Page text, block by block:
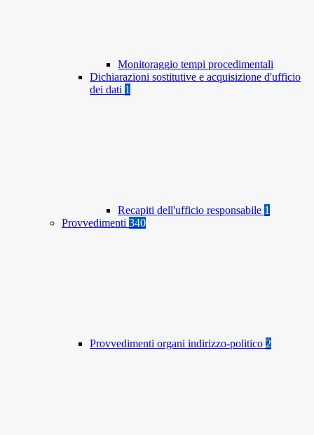
Monitoraggio tempi procedimentali
Dichiarazioni sostitutive e acquisizione d'ufficio
dei dati 1
Recapiti dell'ufficio responsabile 1
Provvedimenti 340
Provvedimenti organi indirizzo-politico 2